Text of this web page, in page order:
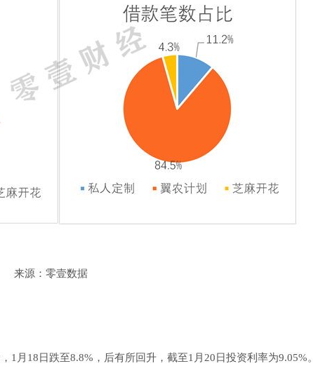
来源：零壹数据
1月18日跌至8.8%，后有所回升，截至1月20日投资利率为9.05%。